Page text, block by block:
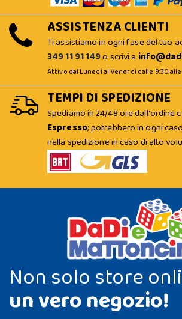
ASSISTENZA CLIENTI
Ti assistiamo in ogni fase del tuo
349 11 91 149o scrivi a
Attivo dal Lunedì al Venerdì dalle 9:30 alle
TEMPI DI SPEDIZIONE
Spediamo in 24/48 ore dall'ordine
Espresso; potrebbero in ogni
nella spedizione in caso di alto
Non solo store
un vero negozio!